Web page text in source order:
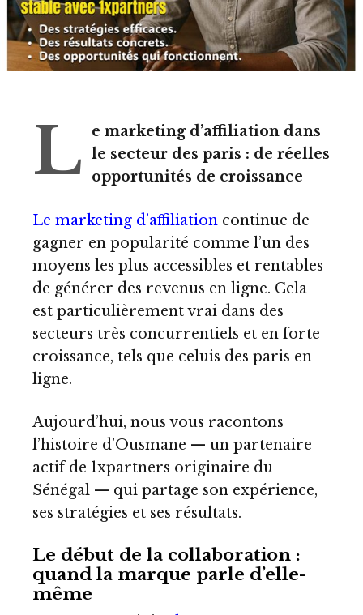
L
e marketing d’affiliation dans
le secteur des paris : de réelles
opportunités de croissance
Le marketing d’affiliation continue de
gagner en popularité comme l’un des
moyens les plus accessibles et rentables
de générer des revenus en ligne. Cela
est particulièrement vrai dans des
secteurs très concurrentiels et en forte
croissance, tels que celuis des paris en
ligne.
Aujourd’hui, nous vous racontons
l’histoire d’Ousmane — un partenaire
actif de 1xpartners originaire du
Sénégal — qui partage son expérience,
ses stratégies et ses résultats.
Le début de la collaboration :
quand la marque parle d’elle-
même